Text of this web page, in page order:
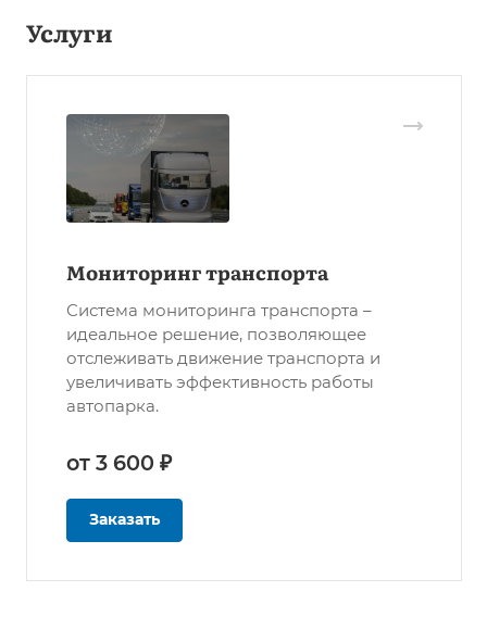
Услуги
Мониторинг транспорта
Система мониторинга транспорта –
идеальное решение, позволяющее
отслеживать движение транспорта и
увеличивать эффективность работы
автопарка.
от 3 600 ₽
Заказать